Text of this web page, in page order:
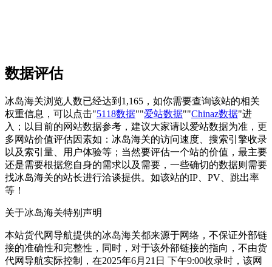
数据评估
冰岛海关浏览人数已经达到1,165，如你需要查询该站的相关
权重信息，可以点击"5118数据""爱站数据""Chinaz数据"进
入；以目前的网站数据参考，建议大家请以爱站数据为准，更
多网站价值评估因素如：冰岛海关的访问速度、搜索引擎收录
以及索引量、用户体验等；当然要评估一个站的价值，最主要
还是需要根据您自身的需求以及需要，一些确切的数据则需要
找冰岛海关的站长进行洽谈提供。如该站的IP、PV、跳出率
等！
关于冰岛海关特别声明
本站货代网导航提供的冰岛海关都来源于网络，不保证外部链
接的准确性和完整性，同时，对于该外部链接的指向，不由货
代网导航实际控制，在2025年6月21日 下午9:00收录时，该网